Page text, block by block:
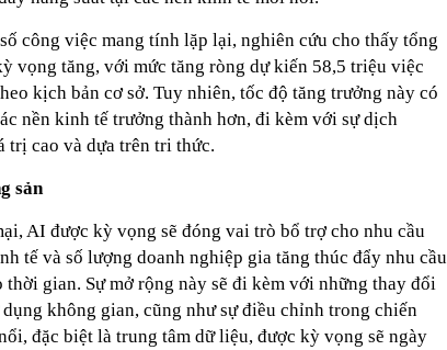
công việc mang tính lặp lại, nghiên cứu cho thấy tổng
vọng tăng, với mức tăng ròng dự kiến 58,5 triệu việc
kịch bản cơ sở. Tuy nhiên, tốc độ tăng trưởng này có
nền kinh tế trưởng thành hơn, đi kèm với sự dịch
trị cao và dựa trên tri thức.
sản
AI được kỳ vọng sẽ đóng vai trò bổ trợ cho nhu cầu
tế và số lượng doanh nghiệp gia tăng thúc đẩy nhu cầu
gian. Sự mở rộng này sẽ đi kèm với những thay đổi
không gian, cũng như sự điều chỉnh trong chiến
đặc biệt là trung tâm dữ liệu, được kỳ vọng sẽ ngày